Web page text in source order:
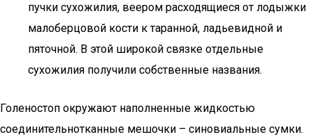
пучки сухожилия, веером расходящиеся от лодыжки
малоберцовой кости к таранной, ладьевидной и
пяточной. В этой широкой связке отдельные
сухожилия получили собственные названия.
Голеностоп окружают наполненные жидкостью
соединительнотканные мешочки – синовиальные сумки.